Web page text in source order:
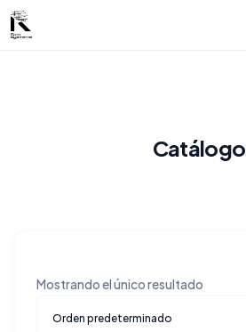
Catálogo
Mostrando el único resultado